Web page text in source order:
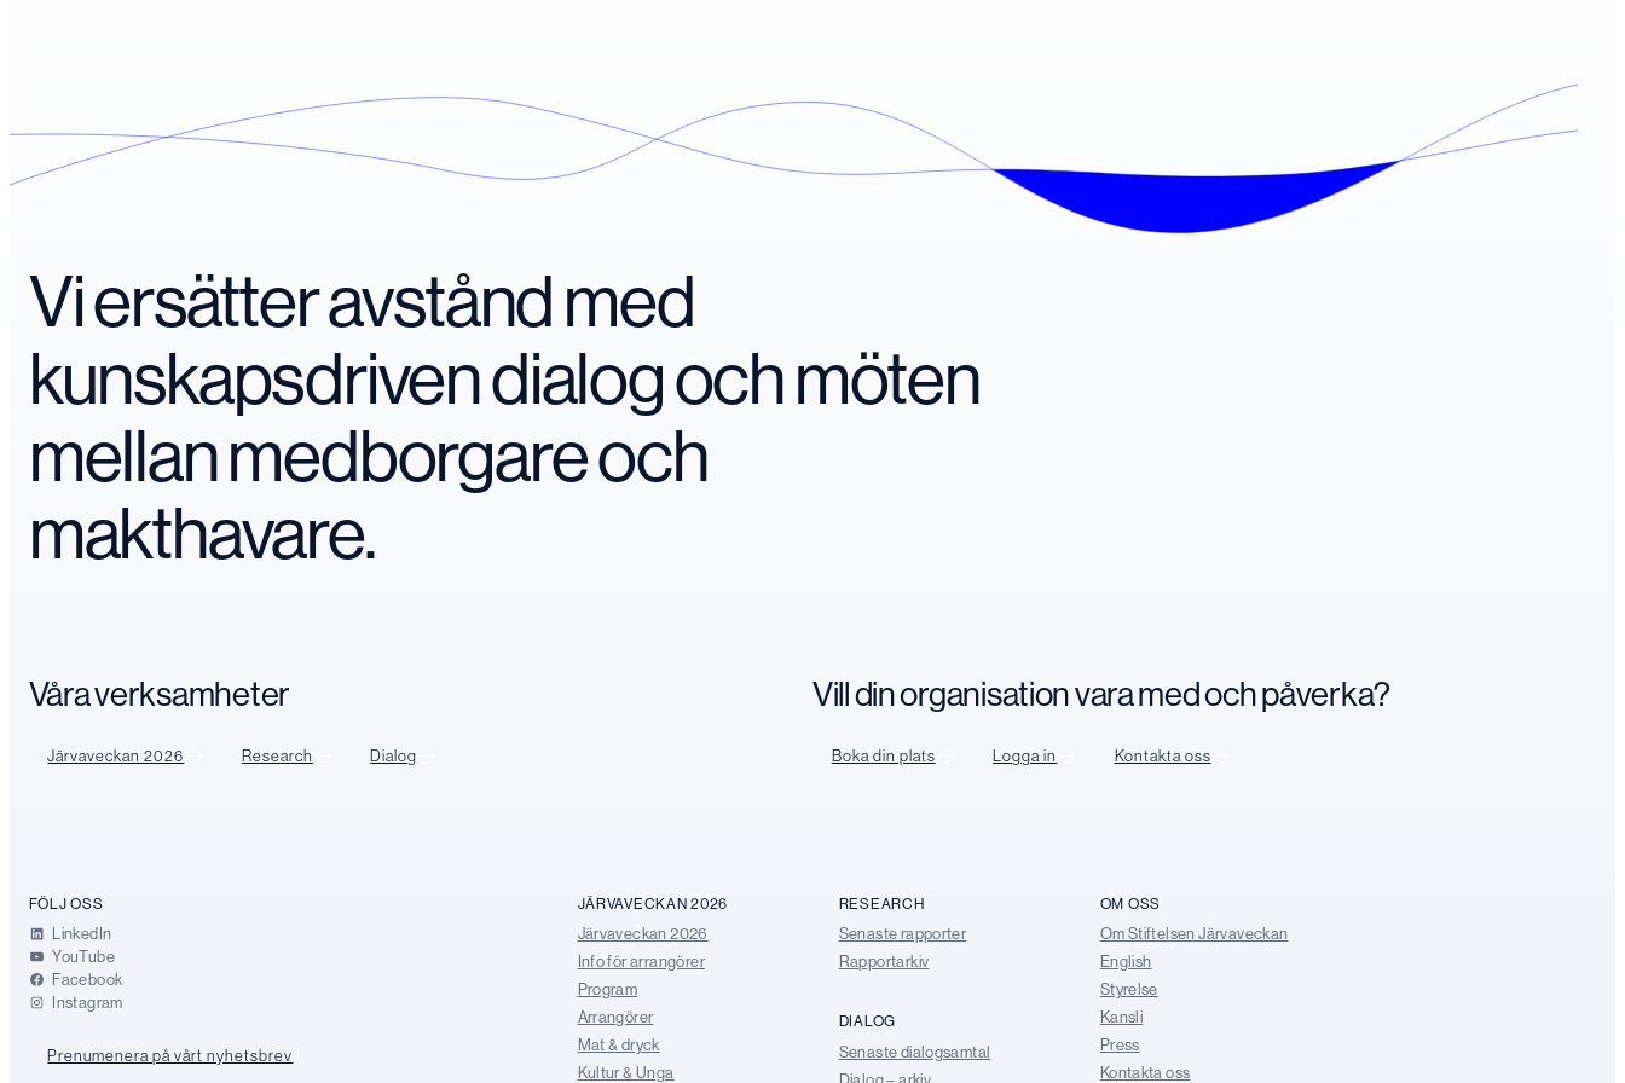
Vi ersätter avstånd med
kunskapsdriven dialog och möten
mellan medborgare och
makthavare.
Våra verksamheter
Järvaveckan 2026 Research Dialog
Vill din organisation vara med och påverka?
Boka din plats Logga in Kontakta oss
FÖLJ OSS
LinkedIn
YouTube
Facebook
Instagram
Prenumenera på vårt nyhetsbrev
JÄRVAVECKAN 2026
Järvaveckan 2026
Info för arrangörer
Program
Arrangörer
Mat & dryck
Kultur & Unga
RESEARCH
Senaste rapporter
Rapportarkiv
DIALOG
Senaste dialogsamtal
Dialog – arkiv
OM OSS
Om Stiftelsen Järvaveckan
English
Styrelse
Kansli
Press
Kontakta oss